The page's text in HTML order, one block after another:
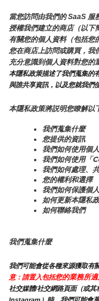
當您訪問由我們的 SaaS 服
授權我們建立的商店（以下
有關您的個人資料（包括您
您在商店上訪問或購買，我
充分意識到個人資料對您的
本隱私政策描述了我們蒐集的
與誰共享資訊，以及您就我們
本隱私政策將説明您瞭解以
我們蒐集什麼
您提供的資訊
我們如何使用個
我們如何使用「
我們如何處理、
您的權利和選擇
我們如何保護個
如何更新本隱私
如何聯絡我們
我們蒐集什麼
我們可能會從各種來源獲取有
意：請置入包括您的業務所
社交媒體/社交網路頁面（或其